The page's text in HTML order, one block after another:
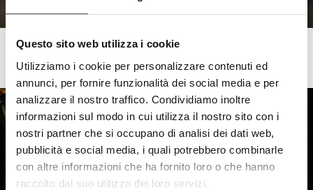
Questo sito web utilizza i cookie
Utilizziamo i cookie per personalizzare contenuti ed
annunci, per fornire funzionalità dei social media e per
analizzare il nostro traffico. Condividiamo inoltre
informazioni sul modo in cui utilizza il nostro sito con i
nostri partner che si occupano di analisi dei dati web,
pubblicità e social media, i quali potrebbero combinarle
con altre informazioni che ha fornito loro o che hanno
raccolto dal suo utilizzo dei loro servizi.
David Morini e lo showroom di Monza